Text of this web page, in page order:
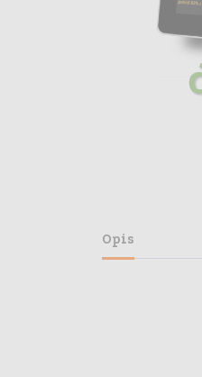
Opis